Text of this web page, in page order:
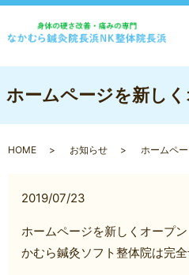
ホームページを新しく
HOME お知らせ ホームペ
2019/07/23
ホームページを新しくオープ
かむら鍼灸ソフト整体院は完